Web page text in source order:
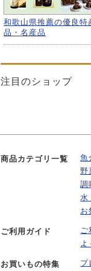
和歌山県推薦の優良特
品・名産品
注目のショップ
商品カテゴリ一覧 魚
野
調
水
お
ご利用ガイド ご
よ
お買いもの特集 プ